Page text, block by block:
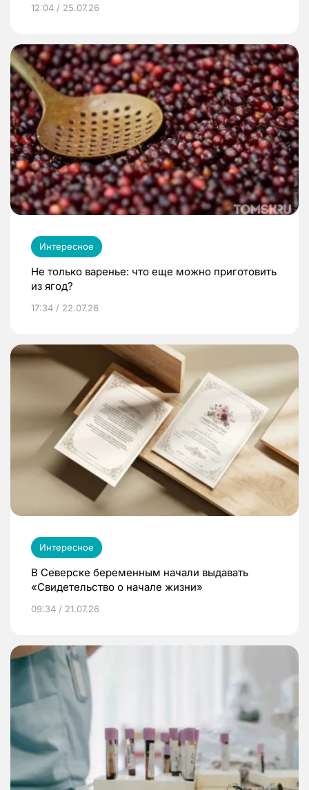
12:04 / 25.07.26
Интересное
Не только варенье: что еще можно приготовить
из ягод?
17:34 / 22.07.26
Интересное
В Северске беременным начали выдавать
«Свидетельство о начале жизни»
09:34 / 21.07.26